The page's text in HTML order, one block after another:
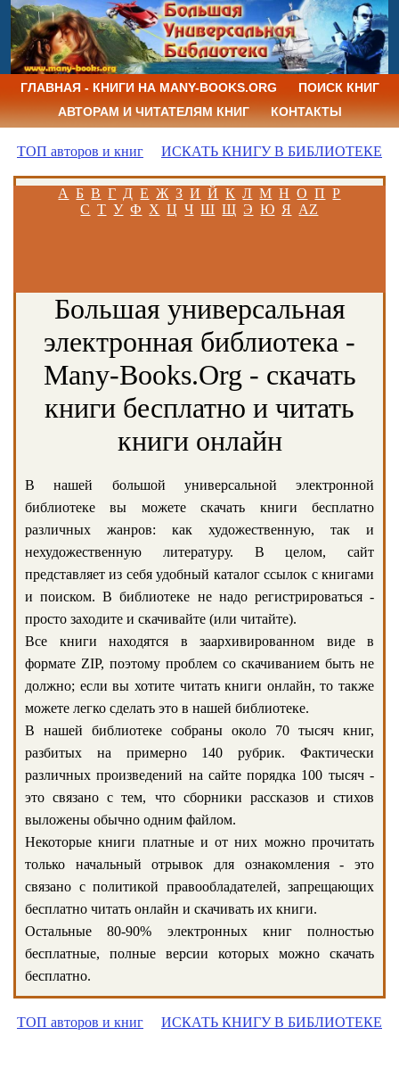
ГЛАВНАЯ - КНИГИ НА MANY-BOOKS.ORG
ПОИСК КНИГ
АВТОРАМ И ЧИТАТЕЛЯМ КНИГ
КОНТАКТЫ
ТОП авторов и книг ИСКАТЬ КНИГУ В БИБЛИОТЕКЕ
А Б В Г Д Е Ж З И Й К Л М Н О П Р
С Т У Ф Х Ц Ч Ш Щ Э Ю Я AZ
Большая универсальная
электронная библиотека -
Many-Books.Org - скачать
книги бесплатно и читать
книги онлайн
В нашей большой универсальной электронной
библиотеке вы можете скачать книги бесплатно
различных жанров: как художественную, так и
нехудожественную литературу. В целом, сайт
представляет из себя удобный каталог ссылок с книгами
и поиском. В библиотеке не надо регистрироваться -
просто заходите и скачивайте (или читайте).
Все книги находятся в заархивированном виде в
формате ZIP, поэтому проблем со скачиванием быть не
должно; если вы хотите читать книги онлайн, то также
можете легко сделать это в нашей библиотеке.
В нашей библиотеке собраны около 70 тысяч книг,
разбитых на примерно 140 рубрик. Фактически
различных произведений на сайте порядка 100 тысяч -
это связано с тем, что сборники рассказов и стихов
выложены обычно одним файлом.
Некоторые книги платные и от них можно прочитать
только начальный отрывок для ознакомления - это
связано с политикой правообладателей, запрещающих
бесплатно читать онлайн и скачивать их книги.
Остальные 80-90% электронных книг полностью
бесплатные, полные версии которых можно скачать
бесплатно.
ТОП авторов и книг ИСКАТЬ КНИГУ В БИБЛИОТЕКЕ